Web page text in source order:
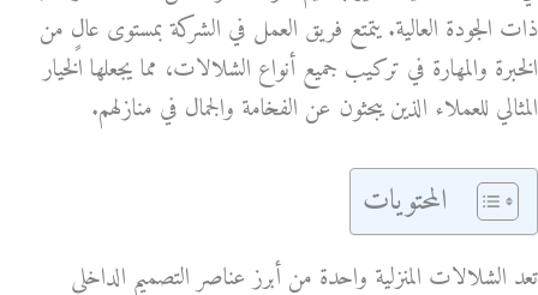
ذات الجودة العالية. يتمتع فريق العمل في الشركة بمستوى عالٍ من
الخبرة والمهارة في تركيب جميع أنواع الشلالات، مما يجعلها الخيار
المثالي للعملاء الذين يبحثون عن الفخامة والجمال في منازلهم.
المحتويات
تعد الشلالات المنزلية واحدة من أبرز عناصر التصميم الداخلي